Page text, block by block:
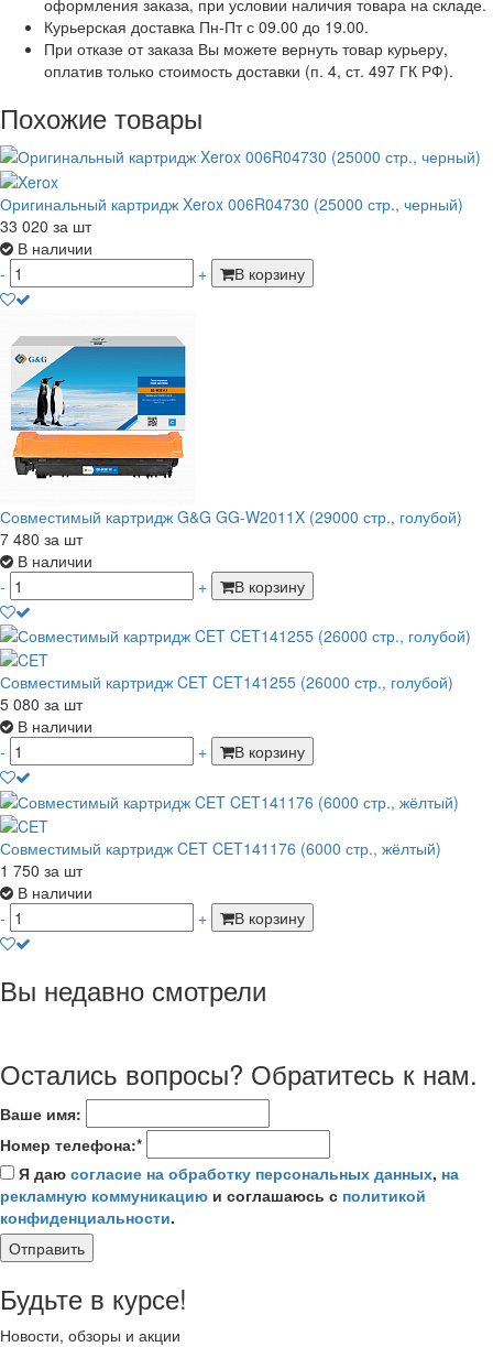
Курьерская доставка Пн-Пт с 09.00 до 19.00.
При отказе от заказа Вы можете вернуть товар курьеру,
оплатив только стоимость доставки (п. 4, ст. 497 ГК РФ).
Похожие товары
Оригинальный картридж Xerox 006R04730 (25000 стр., черный)
33 020 за шт
В наличии
-
+ В корзину
Совместимый картридж G&G GG-W2011X (29000 стр., голубой)
7 480 за шт
В наличии
-
+ В корзину
Совместимый картридж CET CET141255 (26000 стр., голубой)
5 080 за шт
В наличии
-
+ В корзину
Совместимый картридж CET CET141176 (6000 стр., жёлтый)
1 750 за шт
В наличии
-
+ В корзину
Вы недавно смотрели
Остались вопросы? Обратитесь к нам.
Ваше имя:
Номер телефона:*
Я даю согласие на обработку персональных данных, на
рекламную коммуникацию и соглашаюсь с политикой
конфиденциальности.
Отправить
Будьте в курсе!
Новости, обзоры и акции